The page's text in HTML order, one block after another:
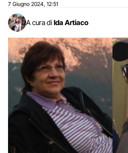
7 Giugno 2024 12:51
A cura di Ida Artiaco